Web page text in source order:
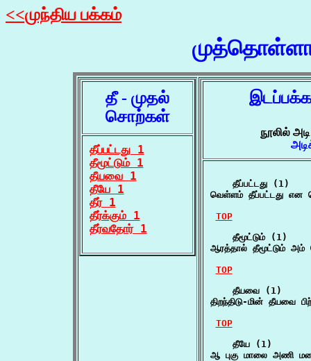
<<முந்திய பக்கம்
தீ - முதல்
சொற்கள்
தீப்பட்டது 1
தீமூட்டும் 1
தீயவை 1
தீயே 1
தீர் 1
தீர்க்கும் 1
தீர்வதோர் 1
நூலில்
    தீப்பட்டது (1)
வெள்ளம் தீப்பட்டது என
TOP
    தீமூட்டும் (1)
ஆரத்தால் தீமூட்டும்
TOP
    தீயவை (1)
திறந்திடு-மின் தீயவை
TOP
    தீயே (1)
ஆ புகு மாலை அணி